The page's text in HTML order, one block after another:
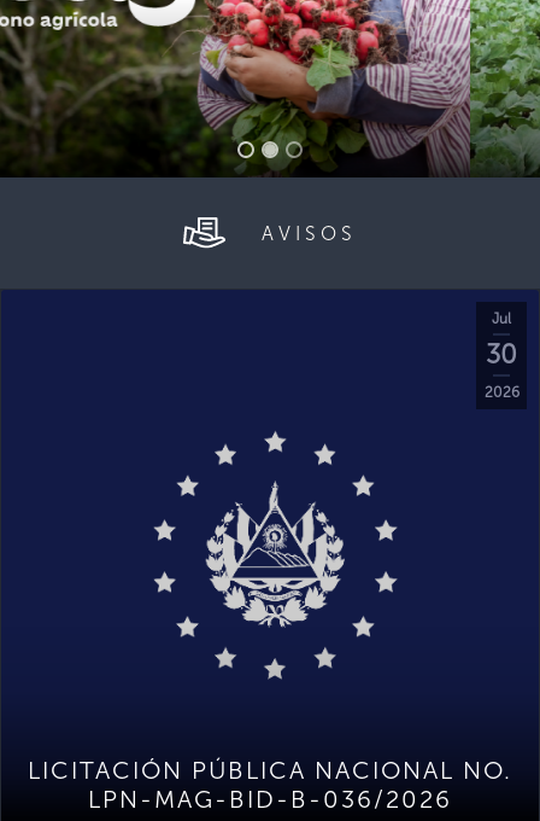
AVISOS
Jul
30
2026
LICITACIÓN PÚBLICA NACIONAL NO.
LPN-MAG-BID-B-036/2026